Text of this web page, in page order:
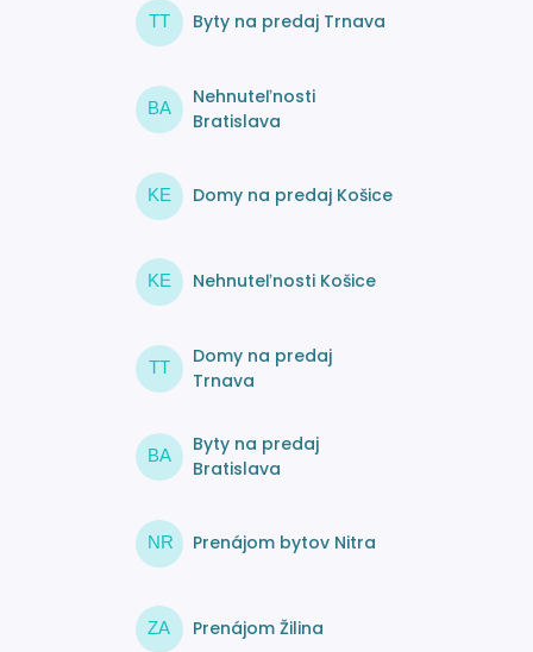
TT Byty na predaj Trnava
BA
Nehnuteľnosti
Bratislava
KE Domy na predaj Košice
KE Nehnuteľnosti Košice
TT
Domy na predaj
Trnava
BA
Byty na predaj
Bratislava
NR Prenájom bytov Nitra
ZA Prenájom Žilina